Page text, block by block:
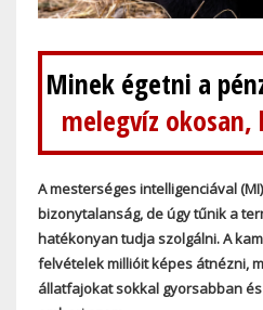
Minek égetni a
melegvíz
A mesterséges intelligenciával
bizonytalanság, de úgy tűnik a
hatékonyan tudja szolgálni. A
felvételek millióit képes átnézni,
állatfajokat sokkal gyorsabban